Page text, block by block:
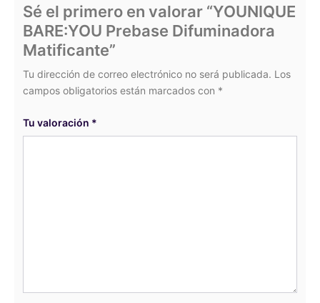
Sé el primero en valorar “YOUNIQUE
BARE:YOU Prebase Difuminadora
Matificante”
Tu dirección de correo electrónico no será publicada. Los
campos obligatorios están marcados con *
Tu valoración *